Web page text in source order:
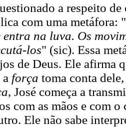
a respeito
com uma metáfora: "
entra na luva. Os
los" (sic). Essa
de Deus. Ele afirma
força toma conta
, José começa a
com as mãos e com
Ele não sabe